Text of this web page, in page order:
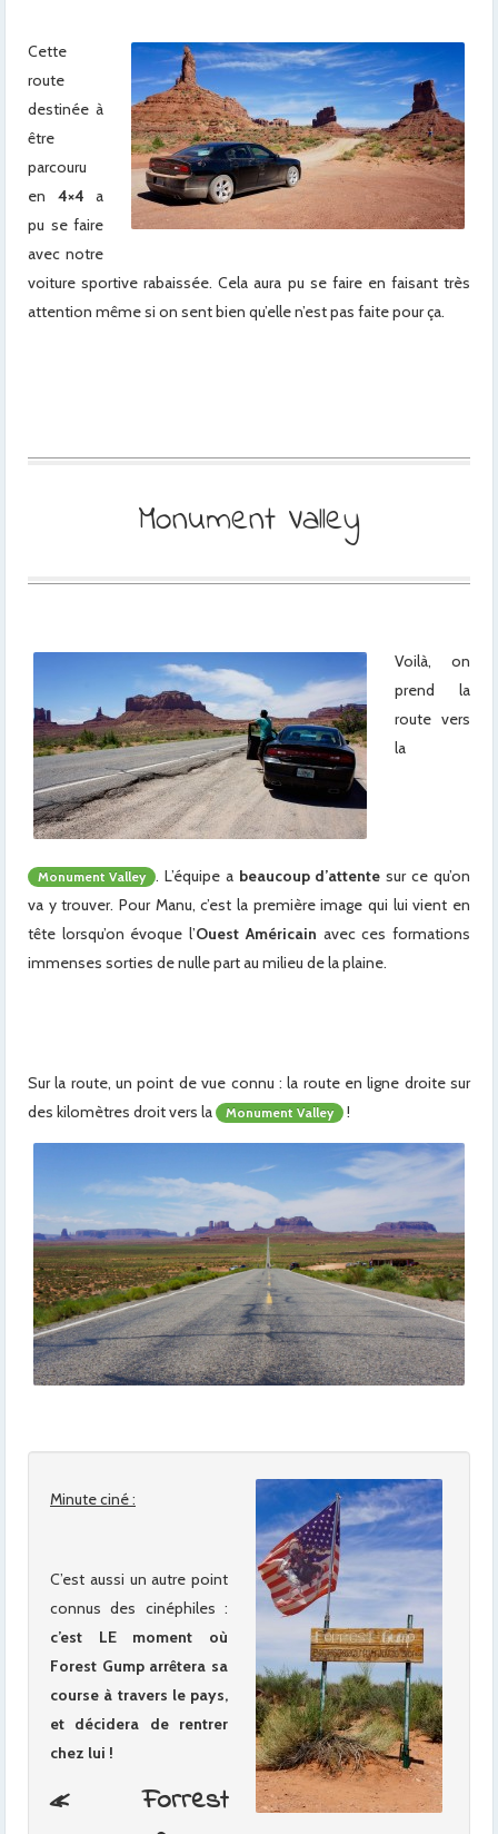
Cette
route
destinée à
être
parcouru
en 4×4 a
pu se faire
avec notre
voiture sportive rabaissée. Cela aura pu se faire en faisant très
attention même si on sent bien qu’elle n’est pas faite pour ça.
Monument Valley
Voilà, on
prend la
route vers
la
Monument Valley . L’équipe a beaucoup d’attente sur ce qu’on
va y trouver. Pour Manu, c’est la première image qui lui vient en
tête lorsqu’on évoque l’Ouest Américain avec ces formations
immenses sorties de nulle part au milieu de la plaine.
Sur la route, un point de vue connu : la route en ligne droite sur
des kilomètres droit vers la
Monument Valley !
Minute ciné :
C’est aussi un autre point
connus des cinéphiles :
c’est LE moment où
Forest Gump arrêtera sa
course à travers le pays,
et décidera de rentrer
chez lui !
« Forrest